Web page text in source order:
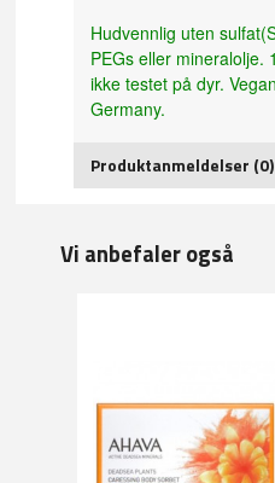
Hudvennlig uten
PEGs eller mineralolje.
ikke testet på dyr.
Germany.
Produktanmeldelser (0)
Vi anbefaler også